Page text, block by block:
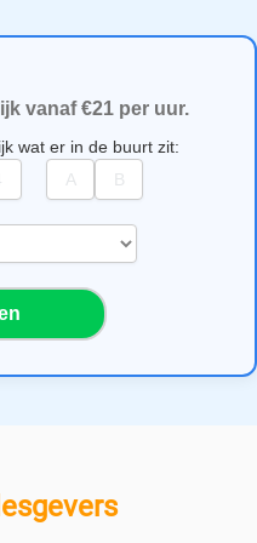
vanaf €21 per uur.
wat er in de buurt zit: